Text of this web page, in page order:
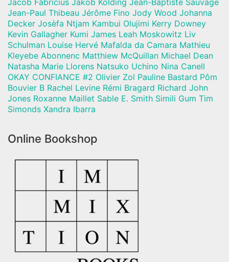
Jean-Paul Thibeau Jérôme Fino Jody Wood Johanna
Decker Josèfa Ntjam Kambui Olujimi Kerry Downey
Kevin Gallagher Kumi James Leah Moskowitz Liv
Schulman Louise Hervé Mafalda da Camara Mathieu
Kleyebe Abonnenc Matthiew McQuillan Michael Dean
Natasha Marie Llorens Natsuko Uchino Nina Canell
OKAY CONFIANCE #2 Olivier Zol Pauline Bastard Pôm
Bouvier B Rachel Levine Rémi Bragard Richard John
Jones Roxanne Maillet Sable E. Smith Simili Gum Tim
Simonds Xandra Ibarra
Online Bookshop